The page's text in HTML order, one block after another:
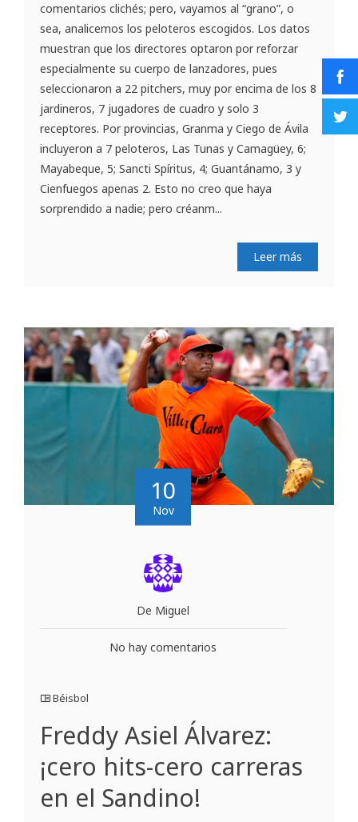
comentarios clichés; pero, vayamos al “grano”, o
sea, analicemos los peloteros escogidos. Los datos
muestran que los directores optaron por reforzar
especialmente su cuerpo de lanzadores, pues
seleccionaron a 22 pitchers, muy por encima de los 8
jardineros, 7 jugadores de cuadro y solo 3
receptores. Por provincias, Granma y Ciego de Ávila
incluyeron a 7 peloteros, Las Tunas y Camagüey, 6;
Mayabeque, 5; Sancti Spíritus, 4; Guantánamo, 3 y
Cienfuegos apenas 2. Esto no creo que haya
sorprendido a nadie; pero créanm...
Leer más
10
Nov
De Miguel
No hay comentarios
Béisbol
Freddy Asiel Álvarez:
¡cero hits-cero carreras
en el Sandino!